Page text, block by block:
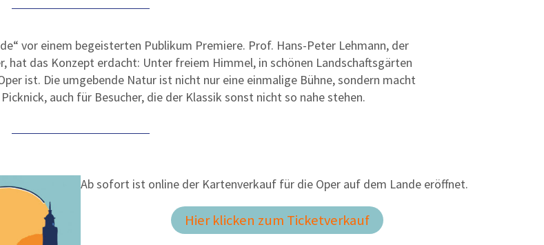
vor einem begeisterten Publikum Premiere. Prof. Hans-Peter Lehmann, der
hat das Konzept erdacht: Unter freiem Himmel, in schönen Landschaftsgärten
ist. Die umgebende Natur ist nicht nur eine einmalige Bühne, sondern macht
auch für Besucher, die der Klassik sonst nicht so nahe stehen.
Ab sofort ist online der Kartenverkauf für die Oper auf dem Lande eröffnet.
Hier klicken zum Ticketverkauf